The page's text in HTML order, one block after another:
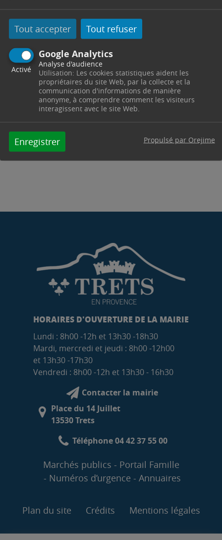
Tout accepter Tout refuser
Google Analytics
Activé
Analyse d'audience
Utilisation: Les cookies statistiques aident les
propriétaires du site Web, par la collecte et la
communication d'informations de manière
anonyme, à comprendre comment les visiteurs
interagissent avec le site Web.
Enregistrer Propulsé par Orejime
HORAIRES D'OUVERTURE DE LA MAIRIE
Lundi : 8h00 -12h et 13h30 -18h30
Mardi, mercredi et jeudi : 8h00 -12h00
et 13h30 -17h30
Vendredi : 8h00 -12h et 13h30 - 16h30
Contacter la mairie
Place du 14 Juillet
13530 Trets
Téléphone 04 42 37 55 00
Marchés publics
Portail Famille
Numéros d’urgence
Annuaires
Plan du site Crédits Mentions légales